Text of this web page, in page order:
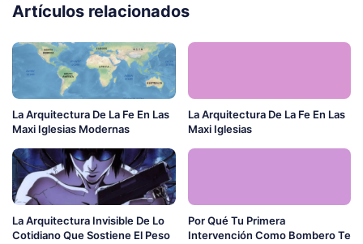
Artículos relacionados
La Arquitectura De La Fe En Las
Maxi Iglesias Modernas
La Arquitectura De La Fe En Las
Maxi Iglesias
La Arquitectura Invisible De Lo
Cotidiano Que Sostiene El Peso
Por Qué Tu Primera
Intervención Como Bombero Te